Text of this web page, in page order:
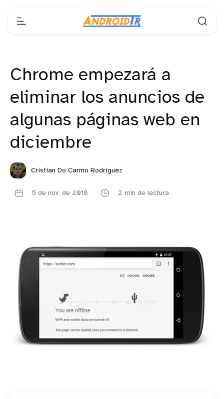
Chrome empezará a
eliminar los anuncios de
algunas páginas web en
diciembre
Cristian Do Carmo Rodríguez
5 de nov. de 2018 2 min de lectura